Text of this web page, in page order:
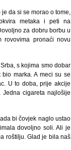
da si se morao o tome,
metaka i peti na
za dobru borbu u
rovovima pronaći novu
s kojima smo dobar
marka. A meci su se
U to doba, prije akcije
cigareta najlošije
bi čovjek naglo ustao
dovoljno soli. Ali je
roštilju. Glad je bila naš